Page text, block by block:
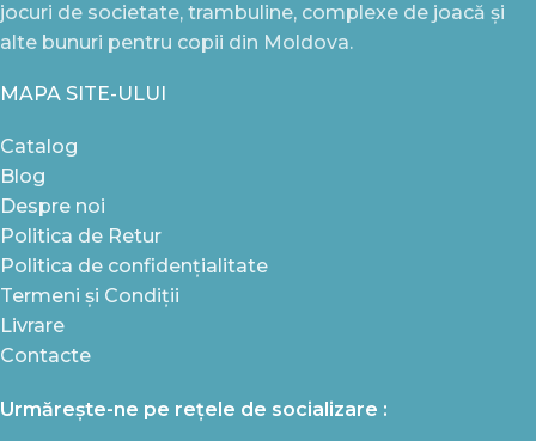
jocuri de societate, trambuline, complexe de joacă și
alte bunuri pentru copii din Moldova.
MAPA SITE-ULUI
Catalog
Blog
Despre noi
Politica de Retur
Politica de confidențialitate
Termeni și Condiții
Livrare
Contacte
Urmărește-ne pe rețele de socializare :